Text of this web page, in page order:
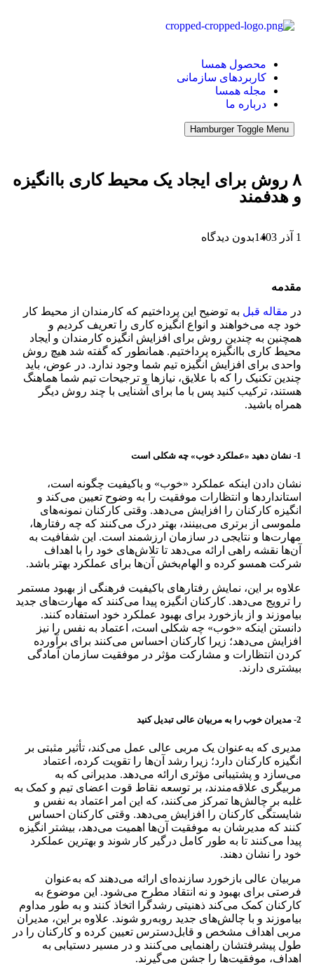
محصول همسا
کاربردهای سازمانی
مجله همسا
درباره ما
Hamburger Toggle Menu
۸ روش برای ایجاد یک محیط کاری باانگیزه
و هدفمند
1 آذر 1403 بدون دیدگاه
مقدمه
در مقاله قبل به توضیح این پرداختیم که کارمندان از محیط کار
خود چه می‌خواهند و انواع انگیزه کاری را تعریف کردیم و
همچنین به چندین روش برای افزایش انگیزه کارمندان و ایجاد
محیط کاری باانگیزه پرداختیم. همانطور که گفته شد هیچ روش
واحدی برای افزایش انگیزه تیم شما وجود ندارد. در عوض، باید
چندین تکنیک را که با علایق، نیازها و ترجیحات تیم شما هماهنگ
هستند، ترکیب کنید پس با ما برای آشنایی با چند روش دیگر
همراه باشید.
1- نشان دهید «عملکرد خوب» چه شکلی است
نشان دادن اینکه عملکرد «خوب» و باکیفیت چگونه است،
استانداردها و انتظارات موفقیت را به وضوح تعیین می‌کند و
انگیزه کارکنان را افزایش می‌دهد. وقتی کارکنان نمونه‌های
ملموسی از برتری می‌بینند، بهتر درک می‌کنند که چه رفتارها،
مهارت‌ها و نتایجی در سازمان ارزشمند است. این شفافیت به
آن‌ها نقشه راهی ارائه می‌دهد تا تلاش‌های خود را با اهداف
شرکت همسو کرده و الهام‌بخش آن‌ها برای عملکرد بهتر باشد.
علاوه بر این، نمایش رفتارهای باکیفیت فرهنگی از بهبود مستمر
را ترویج می‌دهد. کارکنان انگیزه پیدا می‌کنند که مهارت‌های جدید
بیاموزند و از بازخورد برای بهبود عملکرد خود استفاده کنند.
دانستن اینکه «خوب» چه شکلی است، اعتماد به نفس را نیز
افزایش می‌دهد؛ زیرا کارکنان احساس می‌کنند برای برآورده
کردن انتظارات و مشارکت مؤثر در موفقیت سازمان آمادگی
بیشتری دارند.
2- مدیران خوب را به مربیان عالی تبدیل کنید
مدیری که به‌عنوان یک مربی عالی عمل می‌کند، تأثیر مثبتی بر
انگیزه کارکنان دارد؛ زیرا رشد آن‌ها را تقویت کرده، اعتماد
می‌سازد و پشتیبانی مؤثری ارائه می‌دهد. مدیرانی که به
مربیگری علاقه‌مندند، بر توسعه نقاط قوت اعضای تیم و کمک به
غلبه بر چالش‌ها تمرکز می‌کنند، که این امر اعتماد به نفس و
شایستگی کارکنان را افزایش می‌دهد. وقتی کارکنان احساس
کنند که مدیرشان به موفقیت آن‌ها اهمیت می‌دهد، بیشتر انگیزه
پیدا می‌کنند تا به طور کامل درگیر کار شوند و بهترین عملکرد
خود را نشان دهند.
مربیان عالی بازخورد سازنده‌ای ارائه می‌دهند که به‌عنوان
فرصتی برای بهبود و نه انتقاد مطرح می‌شود. این موضوع به
کارکنان کمک می‌کند ذهنیتی رشدگرا اتخاذ کنند و به طور مداوم
بیاموزند و با چالش‌های جدید روبه‌رو شوند. علاوه بر این، مدیران
مربی اهداف مشخص و قابل‌دسترس تعیین کرده و کارکنان را در
طول پیشرفتشان راهنمایی می‌کنند و در مسیر دستیابی به
اهداف، موفقیت‌ها را جشن می‌گیرند.